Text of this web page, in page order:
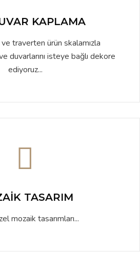
KAPLAMA
traverten ürün skalamızla
duvarlarını isteye bağlı dekore
ediyoruz...
TASARIM
mozaik tasarımları...